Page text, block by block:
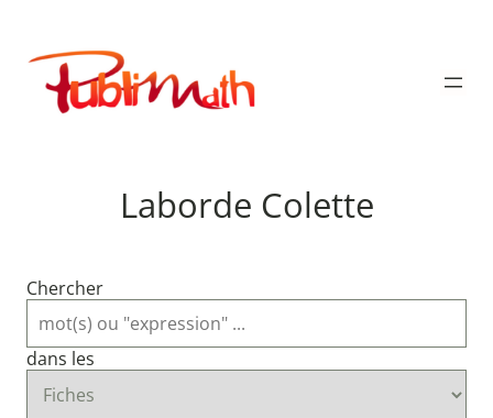
contenu
Publimath
Laborde Colette
Chercher
dans les